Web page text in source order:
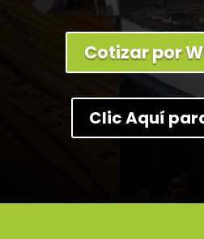
Cotizar por
Clic Aquí